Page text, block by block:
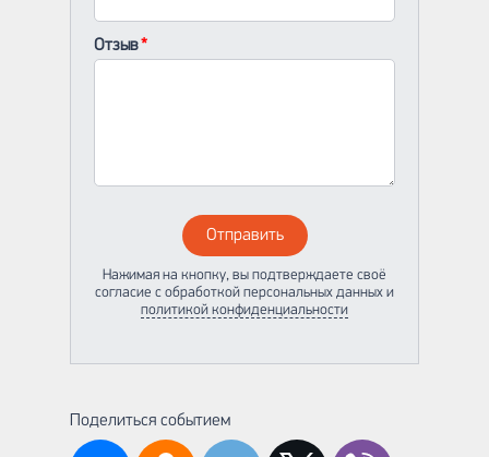
Отзыв
Отправить
Нажимая на кнопку, вы подтверждаете своё
согласие с обработкой персональных данных и
политикой конфиденциальности
Поделиться событием